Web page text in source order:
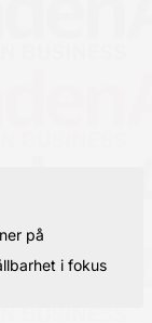
på
i fokus